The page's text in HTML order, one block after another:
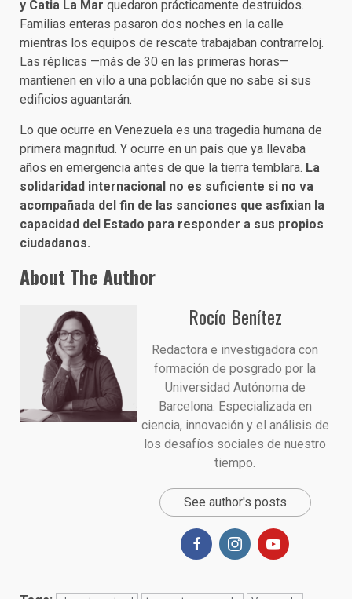
y Catia La Mar quedaron prácticamente destruidos.
Familias enteras pasaron dos noches en la calle
mientras los equipos de rescate trabajaban contrarreloj.
Las réplicas —más de 30 en las primeras horas—
mantienen en vilo a una población que no sabe si sus
edificios aguantarán.
Lo que ocurre en Venezuela es una tragedia humana de
primera magnitud. Y ocurre en un país que ya llevaba
años en emergencia antes de que la tierra temblara. La
solidaridad internacional no es suficiente si no va
acompañada del fin de las sanciones que asfixian la
capacidad del Estado para responder a sus propios
ciudadanos.
About The Author
Rocío Benítez
Redactora e investigadora con
formación de posgrado por la
Universidad Autónoma de
Barcelona. Especializada en
ciencia, innovación y el análisis de
los desafíos sociales de nuestro
tiempo.
See author's posts